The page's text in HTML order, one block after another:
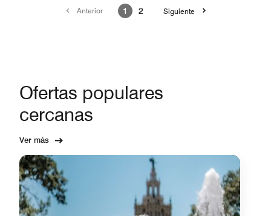
Anterior 1 2 Siguiente
Ofertas populares
cercanas
Ver más